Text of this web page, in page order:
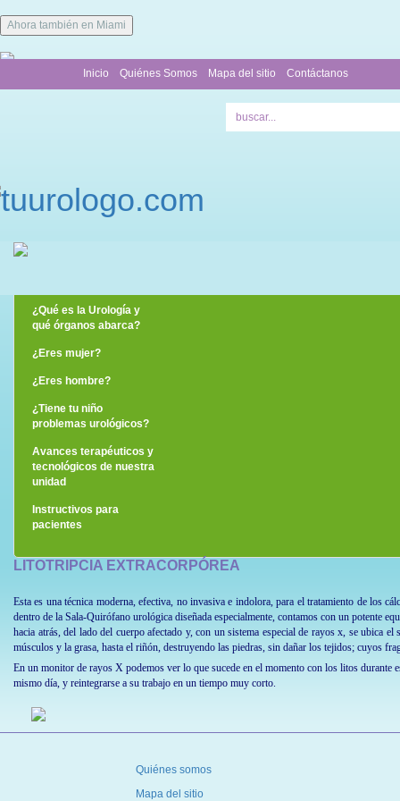
Ahora también en Miami
Contáctanos
Mapa del sitio
Quiénes Somos
Inicio
¿Qué es la Urología y
¿Eres hombre?
¿Tiene tu niño
problemas urológicos?
tecnológicos de nuestra
unidad
pacientes
LITOTRIPCIA EXTRACORPÓREA
Esta es una técnica moderna, efectiva, no invasiva e indolora, para el tratamiento de los
dentro de la Sala-Quirófano urológica diseñada especialmente, contamos con un potente
hacia atrás, del lado del cuerpo afectado y, con un sistema especial de rayos x, se ubica
músculos y la grasa, hasta el riñón, destruyendo las piedras, sin dañar los tejidos; cuyos
En un monitor de rayos X podemos ver lo que sucede en el momento con los litos durante
mismo día, y reintegrarse a su trabajo en un tiempo muy corto.